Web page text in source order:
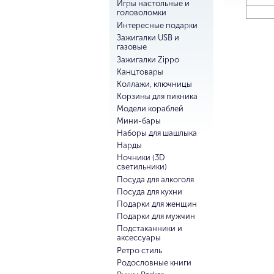
Игры настольные и
головоломки
Интересные подарки
Зажигалки USB и
газовые
Зажигалки Zippo
Канцтовары
Коллажи, ключницы
Корзины для пикника
Модели кораблей
Мини-бары
Наборы для шашлыка
Нарды
Ночники (3D
светильники)
Посуда для алкоголя
Посуда для кухни
Подарки для женщин
Подарки для мужчин
Подстаканники и
аксессуары
Ретро стиль
Родословные книги